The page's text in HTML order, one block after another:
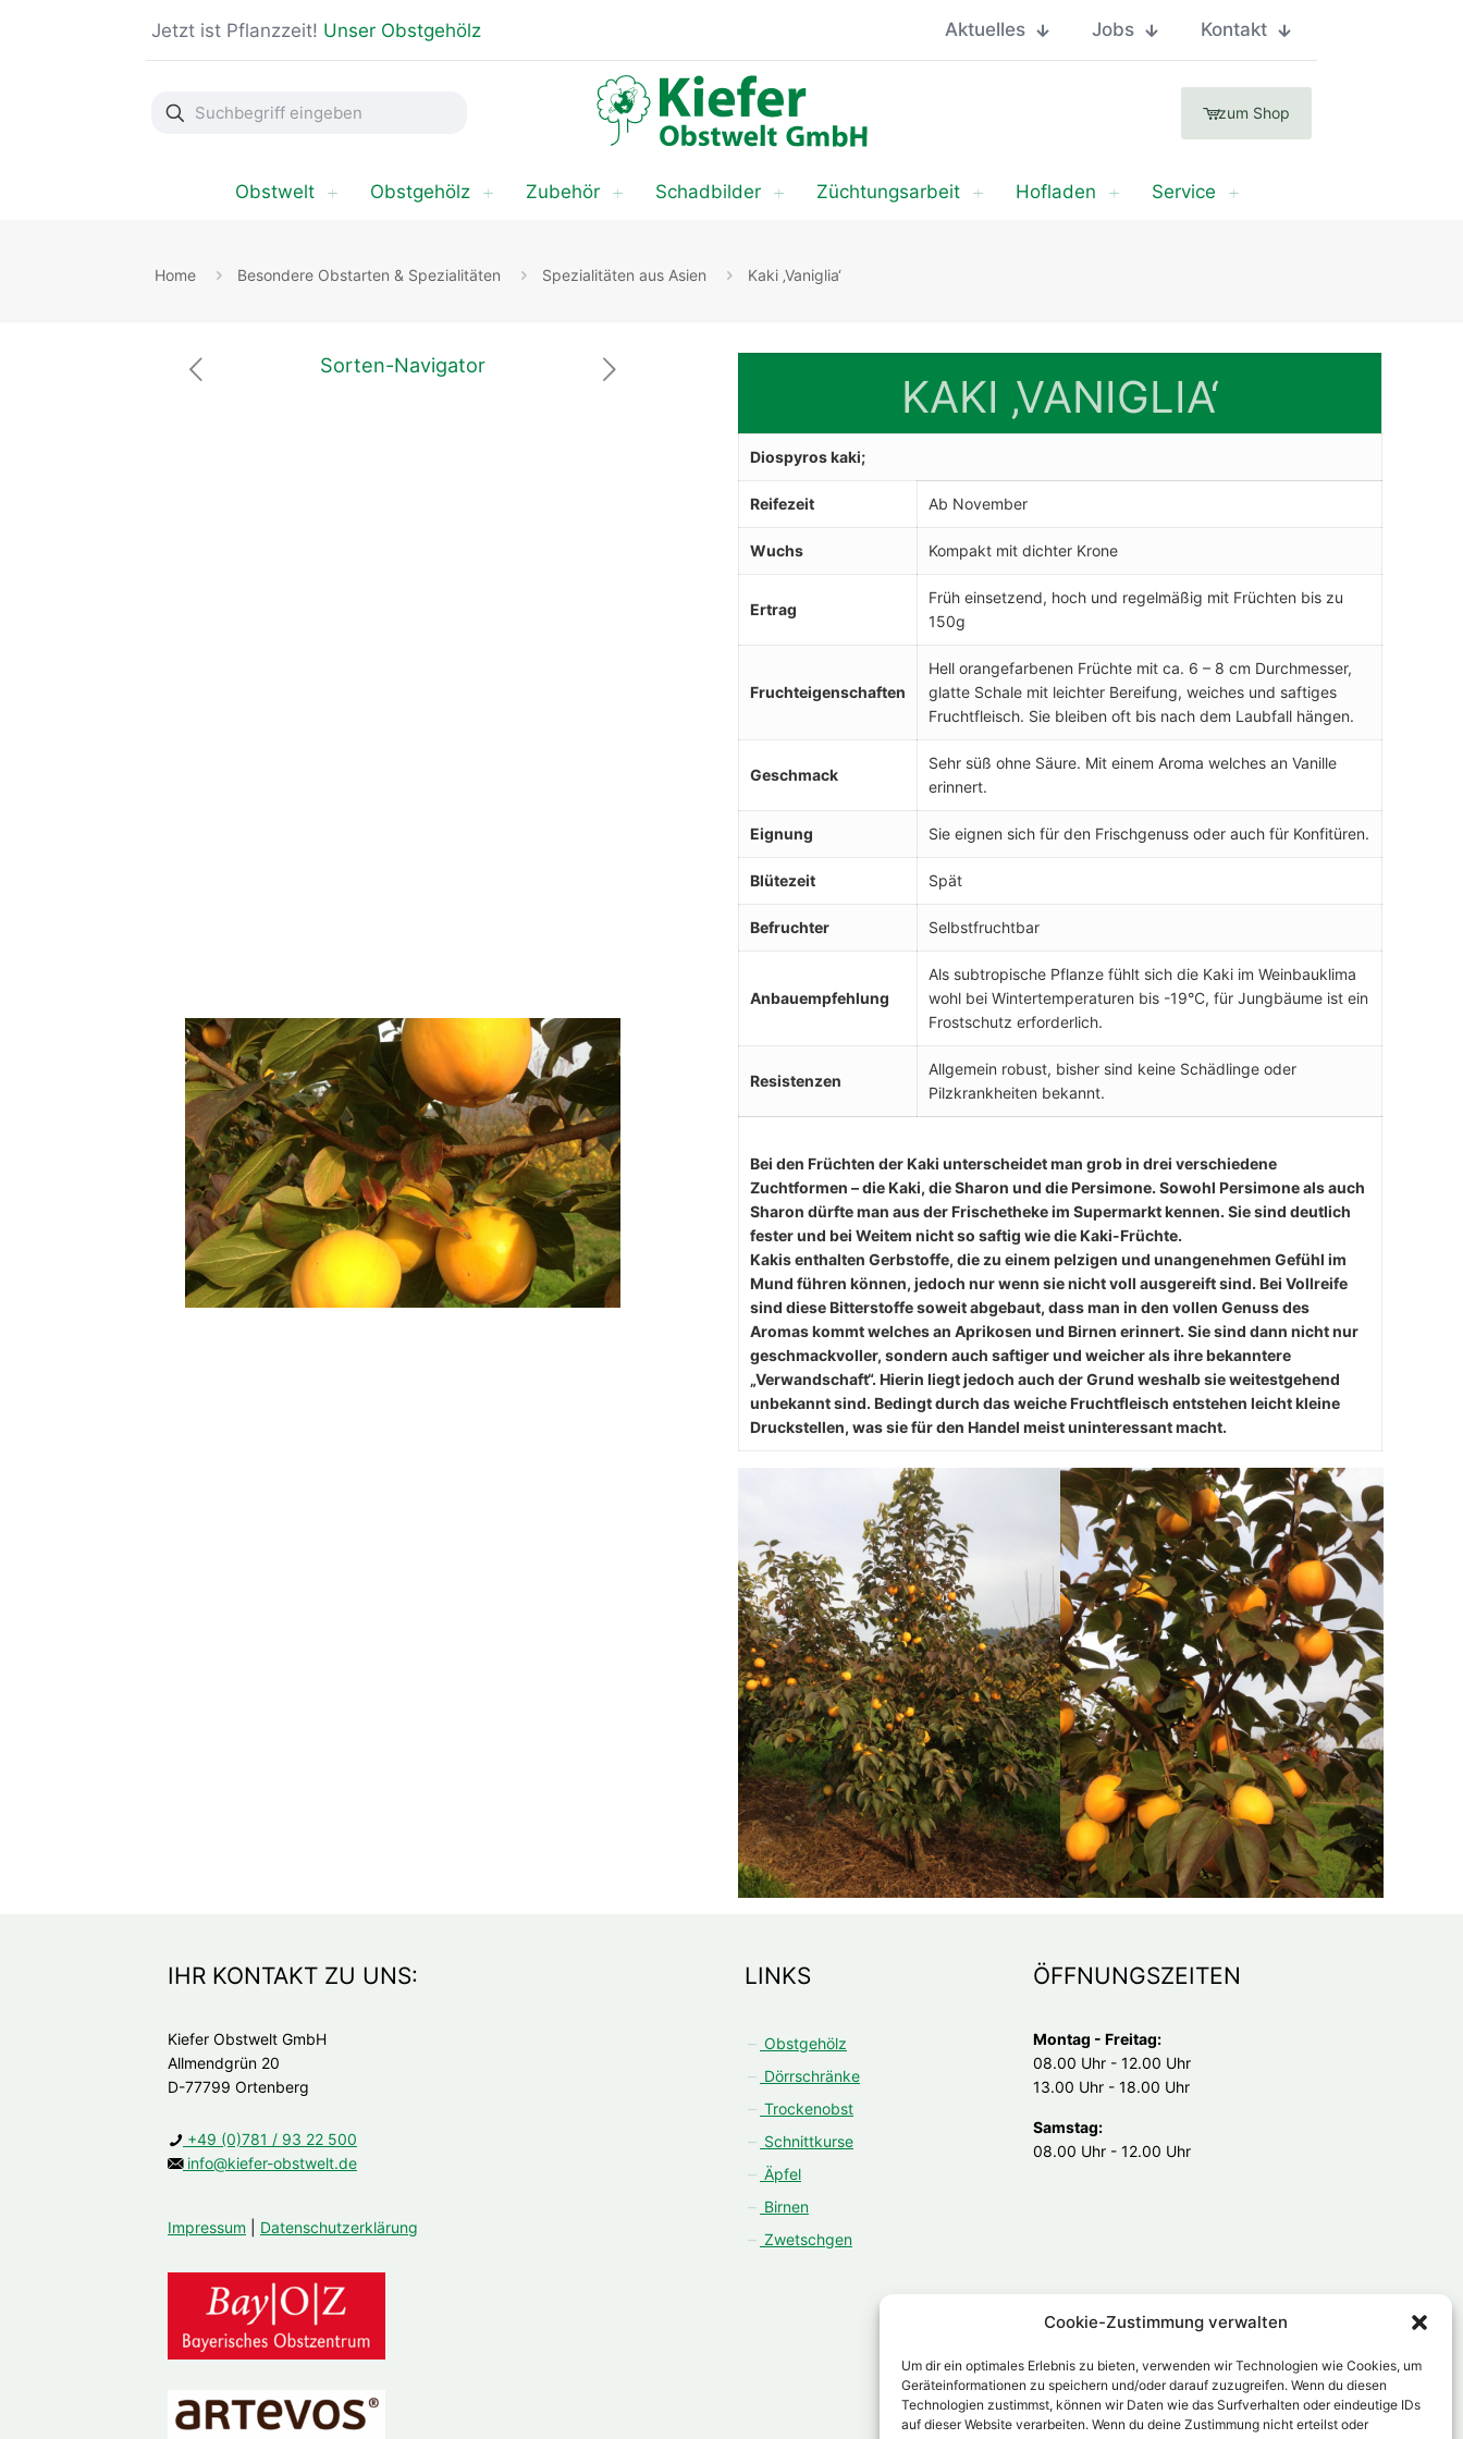
Cookie-Zustimmung verwalten
Um dir ein optimales Erlebnis zu bieten, verwenden wir Technologien wie Cookies, um
Geräteinformationen zu speichern und/oder darauf zuzugreifen. Wenn du diesen
Technologien zustimmst, können wir Daten wie das Surfverhalten oder eindeutige IDs
auf dieser Website verarbeiten. Wenn du deine Zustimmung nicht erteilst oder
Jetzt ist Pflanzzeit! Unser Obstgehölz Aktuelles Jobs Kontakt
Suchbegriff
eingeben
zum Shop
Obstwelt Obstgehölz Zubehör Schadbilder Züchtungsarbeit Hofladen Service
Home Besondere Obstarten & Spezialitäten Spezialitäten aus Asien Kaki ‚Vaniglia‘
Sorten-Navigator
KAKI ‚VANIGLIA‘
Diospyros kaki;
Reifezeit Ab November
Wuchs Kompakt mit dichter Krone
Ertrag
Früh einsetzend, hoch und regelmäßig mit Früchten bis zu
150g
Fruchteigenschaften
Hell orangefarbenen Früchte mit ca. 6 – 8 cm Durchmesser,
glatte Schale mit leichter Bereifung, weiches und saftiges
Fruchtfleisch. Sie bleiben oft bis nach dem Laubfall hängen.
Geschmack
Sehr süß ohne Säure. Mit einem Aroma welches an Vanille
erinnert.
Eignung Sie eignen sich für den Frischgenuss oder auch für Konfitüren.
Blütezeit Spät
Befruchter Selbstfruchtbar
Anbauempfehlung
Als subtropische Pflanze fühlt sich die Kaki im Weinbauklima
wohl bei Wintertemperaturen bis -19°C, für Jungbäume ist ein
Frostschutz erforderlich.
Resistenzen
Allgemein robust, bisher sind keine Schädlinge oder
Pilzkrankheiten bekannt.
Bei den Früchten der Kaki unterscheidet man grob in drei verschiedene
Zuchtformen – die Kaki, die Sharon und die Persimone. Sowohl Persimone als auch
Sharon dürfte man aus der Frischetheke im Supermarkt kennen. Sie sind deutlich
fester und bei Weitem nicht so saftig wie die Kaki-Früchte.
Kakis enthalten Gerbstoffe, die zu einem pelzigen und unangenehmen Gefühl im
Mund führen können, jedoch nur wenn sie nicht voll ausgereift sind. Bei Vollreife
sind diese Bitterstoffe soweit abgebaut, dass man in den vollen Genuss des
Aromas kommt welches an Aprikosen und Birnen erinnert. Sie sind dann nicht nur
geschmackvoller, sondern auch saftiger und weicher als ihre bekanntere
„Verwandschaft“. Hierin liegt jedoch auch der Grund weshalb sie weitestgehend
unbekannt sind. Bedingt durch das weiche Fruchtfleisch entstehen leicht kleine
Druckstellen, was sie für den Handel meist uninteressant macht.
IHR KONTAKT ZU UNS:
Kiefer Obstwelt GmbH
Allmendgrün 20
D-77799 Ortenberg
+49 (0)781 / 93 22 500
info@kiefer-obstwelt.de
Impressum Datenschutzerklärung
LINKS
Obstgehölz
Dörrschränke
Trockenobst
Schnittkurse
Äpfel
Birnen
Zwetschgen
ÖFFNUNGSZEITEN
Montag - Freitag:
08.00 Uhr - 12.00 Uhr
13.00 Uhr - 18.00 Uhr
Samstag:
08.00 Uhr - 12.00 Uhr